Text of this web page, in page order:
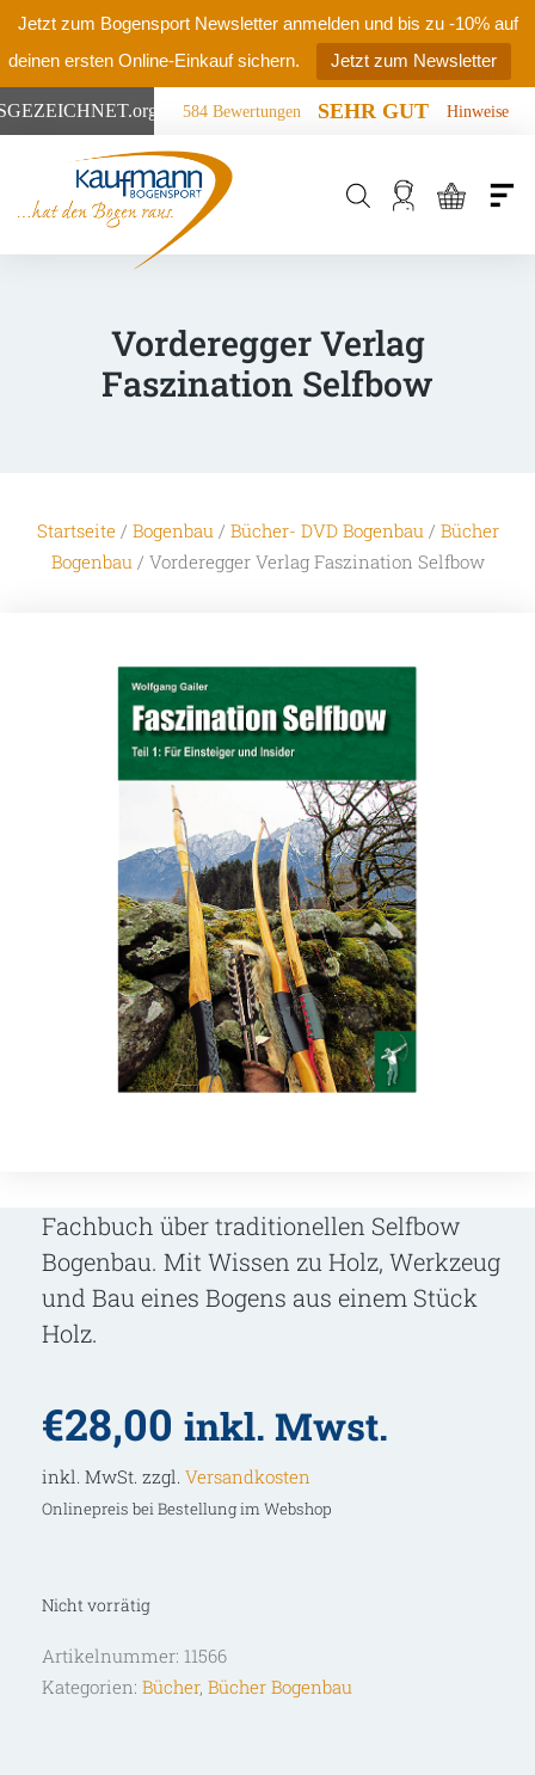
Jetzt zum Bogensport Newsletter anmelden und bis zu -10% auf
deinen ersten Online-Einkauf sichern.
Jetzt zum Newsletter
.org 584 Bewertungen SEHR GUT Hinweise
Products
search
Vorderegger Verlag
Faszination Selfbow
Startseite / Bogenbau/ Bücher- DVD Bogenbau/ Bücher
Bogenbau/ Vorderegger Verlag Faszination Selfbow
Fachbuch über traditionellen Selfbow
Bogenbau. Mit Wissen zu Holz, Werkzeug
und Bau eines Bogens aus einem Stück
Holz.
€28,00 inkl. Mwst.
inkl. MwSt. zzgl. Versandkosten
Onlinepreis bei Bestellung im Webshop
Nicht vorrätig
Artikelnummer: 11566
Kategorien: Bücher, Bücher Bogenbau